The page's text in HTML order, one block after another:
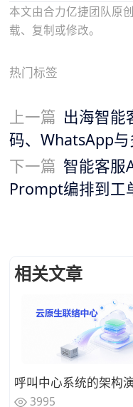
本文由合力亿捷团队原
载、复制或修改。
热门标签
上一篇 出海智能
码、WhatsApp
下一篇 智能客服
Prompt编排到工
相关文章
3995